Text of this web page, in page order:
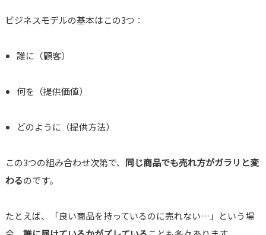
ビジネスモデルの基本はこの3つ：
誰に（顧客）
何を（提供価値）
どのように（提供方法）
この3つの組み合わせ次第で、 同じ商品でも売れ方がガラリと変
わるのです。
たとえば、「良い商品を持っているのに売れない…」という場